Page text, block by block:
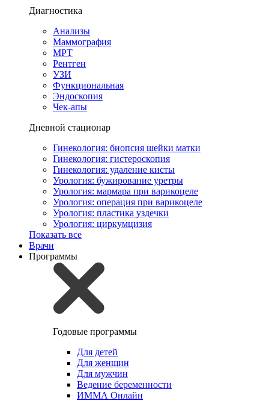
Диагностика
Анализы
Маммография
МРТ
Рентген
УЗИ
Функциональная
Эндоскопия
Чек-апы
Дневной стационар
Гинекология: биопсия шейки матки
Гинекология: гистероскопия
Гинекология: удаление кисты
Урология: бужирование уретры
Урология: мармара при варикоцеле
Урология: операция при варикоцеле
Урология: пластика уздечки
Урология: циркумцизия
Показать все
Врачи
Программы
Годовые программы
Для детей
Для женщин
Для мужчин
Ведение беременности
ИММА Онлайн